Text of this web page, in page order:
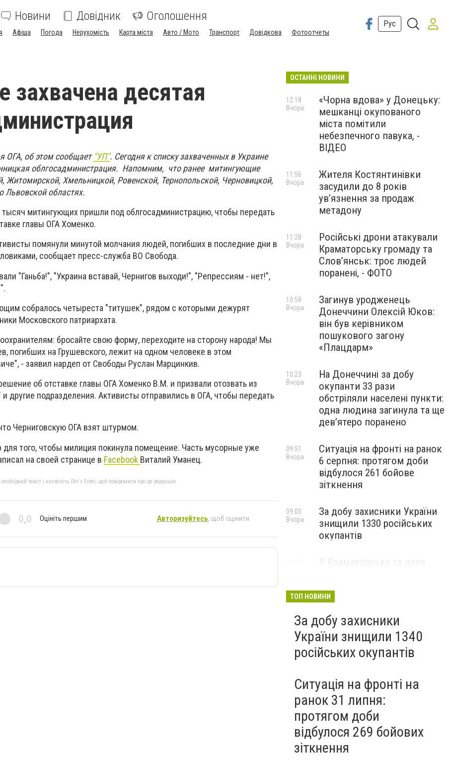
Новини Довідник Оголошення
Афіша Погода Нерухомість Карта міста Авто / Мото Транспорт Довідкова Фотоотчеты
Рус
захвачена десятая
ОГА, об этом сообщает "УП". Сегодня к списку захваченных в Украине
облгосадминистрация. Напомним, что ранее митингующие
Житомирской, Хмельницкой, Ровенской, Тернопольской, Черновицкой,
Львовской областях.
тысяч митингующих пришли под облгосадминистрацию, чтобы передать
главы ОГА Хоменко.
помянули минутой молчания людей, погибших в последние дни в
сообщает пресс-служба ВО Свобода.
"Ганьба!", "Украина вставай, Чернигов выходи!", "Репрессиям - нет!",
собралось четыреста "титушек", рядом с которыми дежурят
Московского патриархата.
бросайте свою форму, переходите на сторону народа! Мы
погибших на Грушевского, лежит на одном человеке в этом
- заявил нардеп от Свободы Руслан Марцинкив.
об отставке главы ОГА Хоменко В.М. и призвали отозвать из
другие подразделения. Активисты отправились в ОГА, чтобы передать
Черниговскую ОГА взят штурмом.
того, чтобы милиция покинула помещение. Часть мусорные уже
на своей странице в Facebook Виталий Уманец.
текст і натисніть Ctrl + Enter, щоб повідомити про це редакцію
0,0 Оцініть першим Авторизуйтесь, щоб оцінити
ОСТАННІ НОВИНИ
«Чорна вдова» у Донецьку:
мешканці окупованого
міста помітили
небезпечного павука, -
ВІДЕО
12:18
Вчора
Жителя Костянтинівки
засудили до 8 років
ув’язнення за продаж
метадону
11:56
Вчора
Російські дрони атакували
Краматорську громаду та
Слов’янськ: троє людей
поранені, - ФОТО
11:28
Вчора
Загинув уродженець
Донеччини Олексій Юков:
він був керівником
пошукового загону
«Плацдарм»
10:58
Вчора
На Донеччині за добу
окупанти 33 рази
обстріляли населені пункти:
одна людина загинула та ще
девʼятеро поранено
10:23
Вчора
Ситуація на фронті на ранок
6 серпня: протягом доби
відбулося 261 бойове
зіткнення
09:51
Вчора
За добу захисники України
знищили 1330 російських
окупантів
09:05
Вчора
У Краматорську та двох
евакуацію дітей із
ТОП НОВИНИ
За добу захисники
України знищили 1340
російських окупантів
Ситуація на фронті на
ранок 31 липня:
протягом доби
відбулося 269 бойових
зіткнення